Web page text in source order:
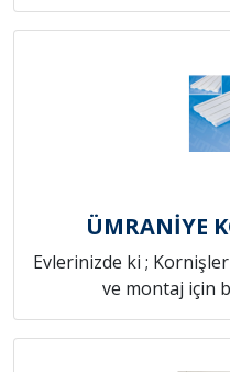
ÜMRANİYE
Evlerinizde ki ;
ve montaj için